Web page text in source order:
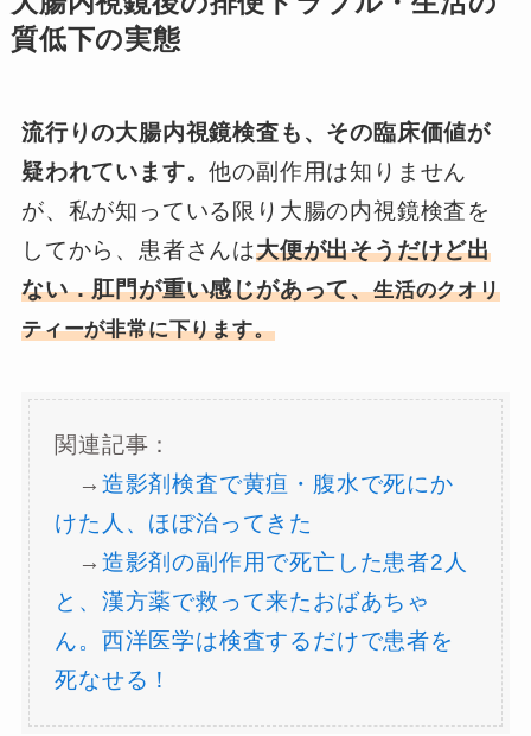
質低下の実態
流行りの大腸内視鏡検査も、その臨床価値が
疑われています。他の副作用は知りません
が、私が知っている限り大腸の内視鏡検査を
してから、患者さんは大便が出そうだけど出
ない．肛門が重い感じがあって、生活のクオリ
ティーが非常に下ります。
関連記事：
→ 造影剤検査で黄疸・腹水で死にか
けた人、ほぼ治ってきた
→ 造影剤の副作用で死亡した患者2人
と、漢方薬で救って来たおばあちゃ
ん。西洋医学は検査するだけで患者を
死なせる！